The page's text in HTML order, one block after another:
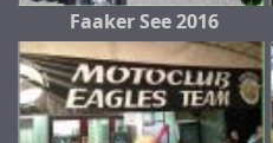
Faaker See 2016